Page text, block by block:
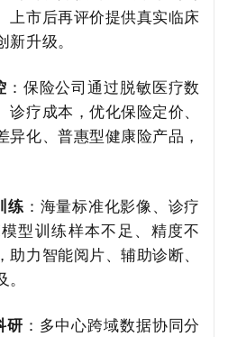
上市后再评价提供真实临床
升级。
：保险公司通过脱敏医疗数
疗成本，优化保险定价、
化、普惠型健康险产品，
练 ：海量标准化影像、诊疗
型训练样本不足、精度不
力智能阅片、辅助诊断、
研 ：多中心跨域数据协同分